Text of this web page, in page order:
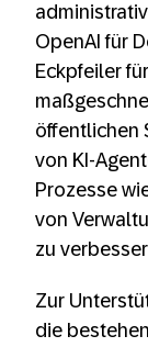
OpenAI für
Eckpfeiler
öffentlichen
von KI-
Prozesse
von
zu
Zur
die